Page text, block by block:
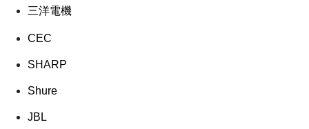
三洋電機
CEC
SHARP
Shure
JBL